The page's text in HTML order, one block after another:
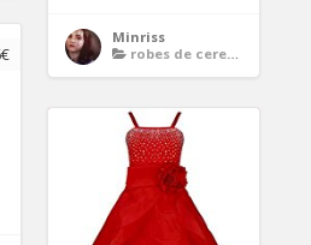
Minriss
robes de ceremonie enfants